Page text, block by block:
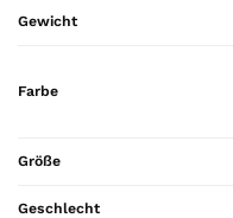
s
Gewicht
Farbe
Größe
Geschlecht